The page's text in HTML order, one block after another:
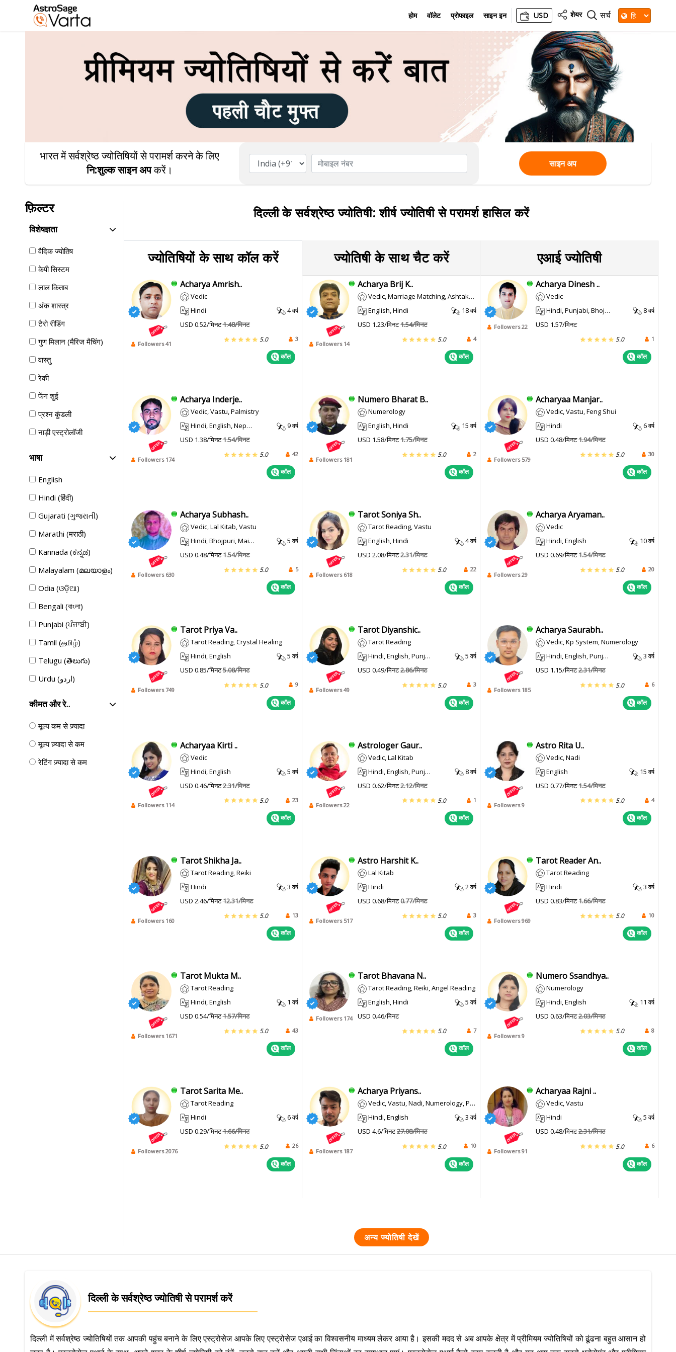
होम वॉलेट प्रोफाइल साइन इन USD शेयर सर्च
भारत में सर्वश्रेष्ठ ज्योतिषियों से परामर्श करने के लिए
नि:शुल्क साइन अपकरें। साइन अप
फ़िल्टर
विशेषज्ञता
वैदिक ज्योतिष
केपी सिस्टम
लाल किताब
अंक शास्त्र
टैरो रीडिंग
गुण मिलान (मैरिज मैचिंग)
वास्तु
रेकी
फेंग शुई
प्रश्न कुंडली
नाड़ी एस्ट्रोलॉजी
भाषा
English
Hindi (हिंदी)
Gujarati (ગુજરાતી)
Marathi (मराठी)
Kannada (ಕನ್ನಡ)
Malayalam (മലയാളം)
Odia (ଓଡ଼ିଆ)
Bengali (বাংলা)
Punjabi (ਪੰਜਾਬੀ)
Tamil (தமிழ்)
Telugu (తెలుగు)
Urdu (اردو)
कीमत और रे..
मूल्य कम से ज़्यादा
मूल्य ज़्यादा से कम
रेटिंग ज़्यादा से कम
दिल्ली के सर्वश्रेष्ठ ज्योतिषी: शीर्ष ज्योतिषी से परामर्श हासिल करें
एआई ज्योतिषी
ज्योतिषियों के साथ कॉल करें ज्योतिषी के साथ चैट करें
Followers 41
Acharya Amrish..
Vedic
Hindi
4 वर्ष
USD 0.52/मिनट1.48/मिनट
5.0 3
कॉल
Followers 14
Acharya Brij K..
Vedic, Marriage Matching, Ashtakvarga
English, Hindi
18 वर्ष
USD 1.23/मिनट1.54/मिनट
5.0 4
कॉल
Followers 22
Acharya Dinesh ..
Vedic
Hindi, Punjabi, Bhojpuri, Maithili
8 वर्ष
USD 1.57/मिनट
5.0 1
कॉल
Followers 174
Acharya Inderje..
Vedic, Vastu, Palmistry
Hindi, English, Nepali, Maithili, Sanskrit
9 वर्ष
USD 1.38/मिनट1.54/मिनट
5.0 42
कॉल
Followers 181
Numero Bharat B..
Numerology
English, Hindi
15 वर्ष
USD 1.58/मिनट1.75/मिनट
5.0 2
कॉल
Followers 579
Acharyaa Manjar..
Vedic, Vastu, Feng Shui
Hindi
6 वर्ष
USD 0.48/मिनट1.94/मिनट
5.0 30
कॉल
Followers 630
Acharya Subhash..
Vedic, Lal Kitab, Vastu
Hindi, Bhojpuri, Maithili
5 वर्ष
USD 0.48/मिनट1.54/मिनट
5.0 5
कॉल
Followers 618
Tarot Soniya Sh..
Tarot Reading, Vastu
English, Hindi
4 वर्ष
USD 2.08/मिनट2.31/मिनट
5.0 22
कॉल
Followers 29
Acharya Aryaman..
Vedic
Hindi, English
10 वर्ष
USD 0.69/मिनट1.54/मिनट
5.0 20
कॉल
Followers 749
Tarot Priya Va..
Tarot Reading, Crystal Healing
Hindi, English
5 वर्ष
USD 0.85/मिनट5.08/मिनट
5.0 9
कॉल
Followers 49
Tarot Diyanshic..
Tarot Reading
Hindi, English, Punjabi
5 वर्ष
USD 0.49/मिनट2.86/मिनट
5.0 3
कॉल
Followers 185
Acharya Saurabh..
Vedic, Kp System, Numerology
Hindi, English, Punjabi, Haryanvi
3 वर्ष
USD 1.15/मिनट2.31/मिनट
5.0 6
कॉल
Followers 114
Acharyaa Kirti ..
Vedic
Hindi, English
5 वर्ष
USD 0.46/मिनट2.31/मिनट
5.0 23
कॉल
Followers 22
Astrologer Gaur..
Vedic, Lal Kitab
Hindi, English, Punjabi
8 वर्ष
USD 0.62/मिनट2.12/मिनट
5.0 1
कॉल
Followers 9
Astro Rita U..
Vedic, Nadi
English
15 वर्ष
USD 0.77/मिनट1.54/मिनट
5.0 4
कॉल
Followers 160
Tarot Shikha Ja..
Tarot Reading, Reiki
Hindi
3 वर्ष
USD 2.46/मिनट12.31/मिनट
5.0 13
कॉल
Followers 517
Astro Harshit K..
Lal Kitab
Hindi
2 वर्ष
USD 0.68/मिनट0.77/मिनट
5.0 3
कॉल
Followers 969
Tarot Reader An..
Tarot Reading
Hindi
3 वर्ष
USD 0.83/मिनट1.66/मिनट
5.0 10
कॉल
Followers 1671
Tarot Mukta M..
Tarot Reading
Hindi, English
1 वर्ष
USD 0.54/मिनट1.57/मिनट
5.0 43
कॉल
Followers 174
Tarot Bhavana N..
Tarot Reading, Reiki, Angel Reading
English, Hindi
5 वर्ष
USD 0.46/मिनट
5.0 7
कॉल
Followers 9
Numero Ssandhya..
Numerology
Hindi, English
11 वर्ष
USD 0.63/मिनट2.03/मिनट
5.0 8
कॉल
Followers 2076
Tarot Sarita Me..
Tarot Reading
Hindi
6 वर्ष
USD 0.29/मिनट1.66/मिनट
5.0 26
कॉल
Followers 187
Acharya Priyans..
Vedic, Vastu, Nadi, Numerology, Prashna/horary
Hindi, English
3 वर्ष
USD 4.6/मिनट27.08/मिनट
5.0 10
कॉल
Followers 91
Acharyaa Rajni ..
Vedic, Vastu
Hindi
5 वर्ष
USD 0.48/मिनट2.31/मिनट
5.0 6
कॉल
अन्य ज्योतिषी देखें
दिल्ली के सर्वश्रेष्ठ ज्योतिषी से परामर्श करें
दिल्ली में सर्वश्रेष्ठ ज्योतिषियों तक आपकी पहुंच बनाने के लिए एस्ट्रोसेज आपके लिए एस्ट्रोसेज एआई का विश्वसनीय माध्यम लेकर आया है। इसकी मदद से अब आपके क्षेत्र में प्रीमियम ज्योतिषियों को ढूंढना बहुत आसान हो